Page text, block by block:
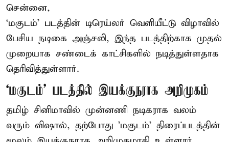
சென்னை,
‘மகுடம்’ படத்தின் டிரெய்லர் வெளியீட்டு விழாவில்
பேசிய நடிகை அஞ்சலி, இந்த படத்திற்காக முதல்
முறையாக சண்டைக் காட்சிகளில் நடித்துள்ளதாக
தெரிவித்துள்ளார்.
‘மகுடம்’ படத்தில் இயக்குநராக அறிமுகம்
தமிழ் சினிமாவில் முன்னணி நடிகராக வலம்
வரும் விஷால், தற்போது 'மகுடம்' திரைப்படத்தின்